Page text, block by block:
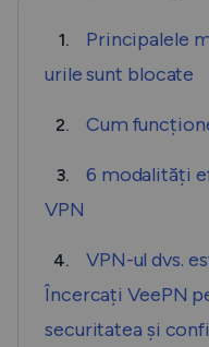
1.
Principalele
urile sunt blocate
2. Cum
3.
6 modalități
VPN
4.
VPN-ul dvs.
Încercați VeePN
securitatea și